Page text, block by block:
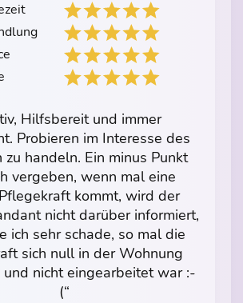
Hilfsbereit und immer
Probieren im Interesse des
zu handeln. Ein minus Punkt
vergeben, wenn mal eine
kommt, wird der
nicht darüber informiert,
ich sehr schade, so mal die
sich null in der Wohnung
und nicht eingearbeitet war :-
(“